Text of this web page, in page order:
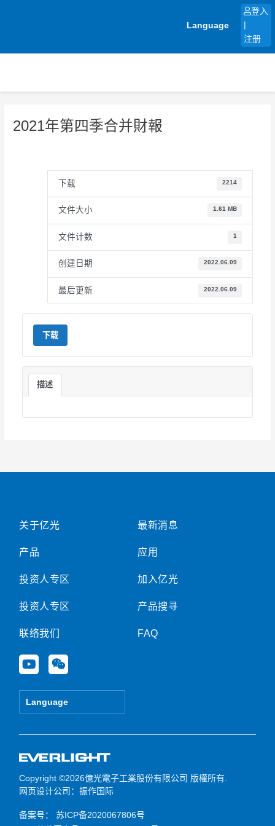
Language
登入
注册
2021年第四季合并財報
下载 2214
文件大小 1.61 MB
文件计数 1
创建日期 2022.06.09
最后更新 2022.06.09
下载
描述
关于亿光
产品
投资人专区
投资人专区
联络我们
Y
o
u
e
W
e
i
Language
最新消息
应用
加入亿光
产品搜寻
FAQ
Copyright ©2026億光電子工業股份有限公司 版權所有.
网页设计公司 ：振作国际
备案号：
苏ICP备2020067806号